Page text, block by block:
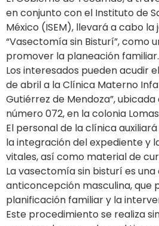
en conjunto con el Instituto de
México (ISEM), llevará a cabo la
“Vasectomía sin Bisturí”, como
promover la planeación familiar.
Los interesados pueden acudir
de abril a la Clínica Materno
Gutiérrez de Mendoza”,
número 072, en la colonia
El personal de la clínica
la integración del expediente y
vitales, así como material de
La vasectomía sin bisturí es
anticoncepción masculina, que
planificación familiar y la
Este procedimiento se realiza